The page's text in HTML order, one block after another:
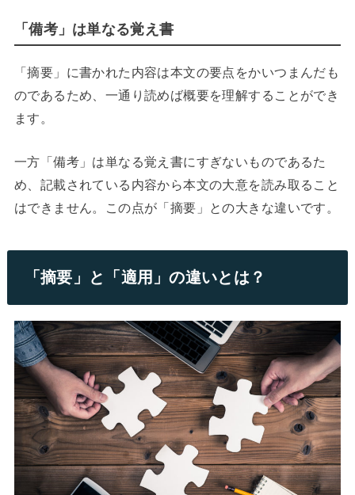
「備考」は単なる覚え書
「摘要」に書かれた内容は本文の要点をかいつまんだも
のであるため、一通り読めば概要を理解することができ
ます。
一方「備考」は単なる覚え書にすぎないものであるた
め、記載されている内容から本文の大意を読み取ること
はできません。この点が「摘要」との大きな違いです。
「摘要」と「適用」の違いとは？